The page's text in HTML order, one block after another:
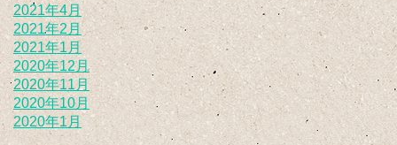
2021年4月
2021年2月
2021年1月
2020年12月
2020年11月
2020年10月
2020年1月